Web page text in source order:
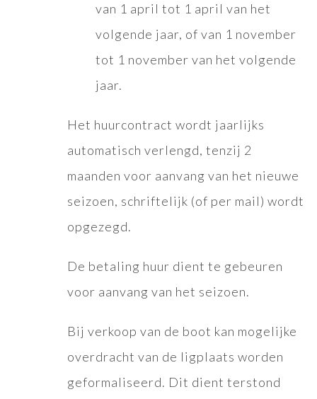
van 1 april tot 1 april van het
volgende jaar, of van 1 november
tot 1 november van het volgende
jaar.
Het huurcontract wordt jaarlijks
automatisch verlengd, tenzij 2
maanden voor aanvang van het nieuwe
seizoen, schriftelijk (of per mail) wordt
opgezegd.
De betaling huur dient te gebeuren
voor aanvang van het seizoen.
Bij verkoop van de boot kan mogelijke
overdracht van de ligplaats worden
geformaliseerd. Dit dient terstond